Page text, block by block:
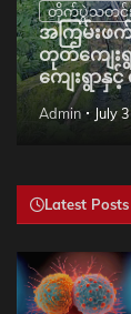
တိုက်ပွဲသတင်
အကြမ်းဖက်
တုတ်ကျေးရွ
ကျေးရွာ
Admin July
Latest Posts